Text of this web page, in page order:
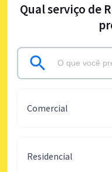
Qual serviço de
Comercial
Residencial